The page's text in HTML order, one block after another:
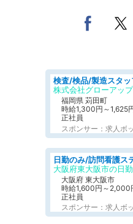
株式会社グローアップ
福岡県 苅田町
時給1,300円～1,625
正社員
スポンサー：求人ボ
大阪府東大阪市の日勤
大阪府 東大阪市
時給1,600円～2,000
正社員
スポンサー：求人ボ